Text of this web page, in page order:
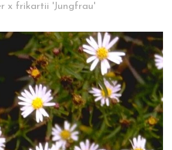
x frikartii 'Jungfrau'